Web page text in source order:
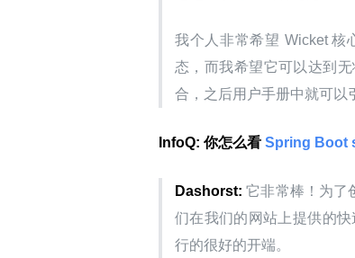
我个人非常希望 Wicket 核
态，而我希望它可以达到
合，之后用户手册中就可以
InfoQ: 你怎么看 Spring Boot
Dashorst: 它非常棒！为了
们在我们的网站上提供的
行的很好的开端。